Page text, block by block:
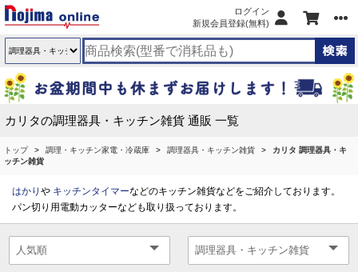
ログイン
新規会員登録(無料)
カリタの調理器具・キッチン雑貨 通販 一覧
トップ 調理・キッチン家電・冷蔵庫 調理器具・キッチン雑貨
カリタ 調理器具・キ
ッチン雑貨
はかり や キッチンタイマーなどのキッチン雑貨などをご紹介しております。
パン切り用電動カッターなども取り扱っております。